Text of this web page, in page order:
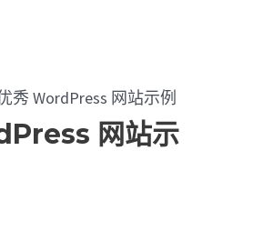
秀 WordPress 网站示例
网站示